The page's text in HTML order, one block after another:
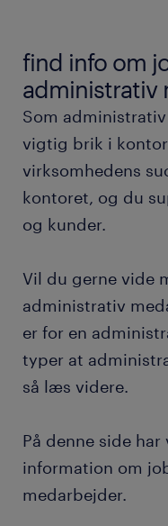
uddannelse og
arbejdet som
hvad tjener en
fordele ved at
medarbejder hos
ofte stillede
find info om
administrativ
Som
vigtig brik i
virksomhedens
kontoret, og du
og kunder.
Vil du gerne vide
administrativ
er for en
typer at
så læs videre.
På denne side
information om
medarbejder.